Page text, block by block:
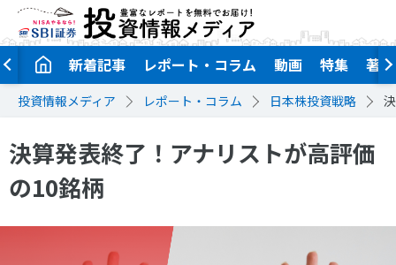
新着記事 レポート・コラム 動画 特集 著者
投資情報メディア レポート・コラム 日本株投資戦略
決算発表終了！アナリストが高評価
の10銘柄